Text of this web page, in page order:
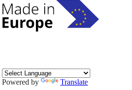
Powered by Translate